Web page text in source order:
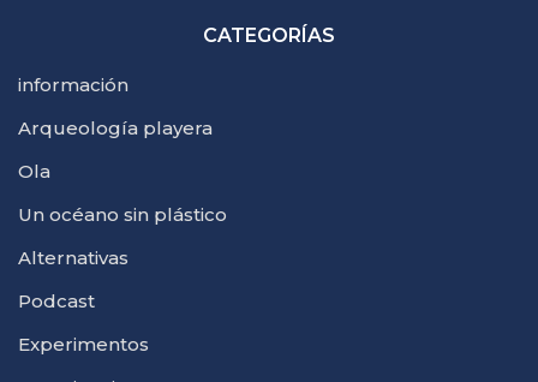
CATEGORÍAS
información
Arqueología playera
Ola
Un océano sin plástico
Alternativas
Podcast
Experimentos